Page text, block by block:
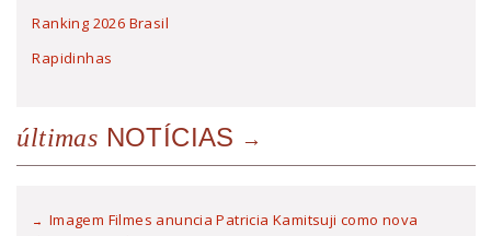
Ranking 2026 Brasil
Rapidinhas
últimas NOTÍCIAS
Imagem Filmes anuncia Patricia Kamitsuji como nova